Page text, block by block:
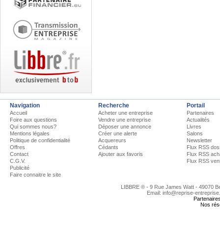
Navigation
Accueil
Foire aux questions
Qui sommes nous?
Mentions légales
Politique de confidentialité
Offres
Contact
C.G.V.
Publicité
Faire connaitre le site
Recherche
Acheter une entreprise
Vendre une entreprise
Déposer une annonce
Créer une alerte
Acquereurs
Cédants
Ajouter aux favoris
Portail
Partenaires
Actualités
Livres
Salons
Newsletter
Flux RSS
Flux RSS
Flux RSS
LIBBRE ® - 9 Rue James Watt - 49070
Email: info@reprise-
Nos